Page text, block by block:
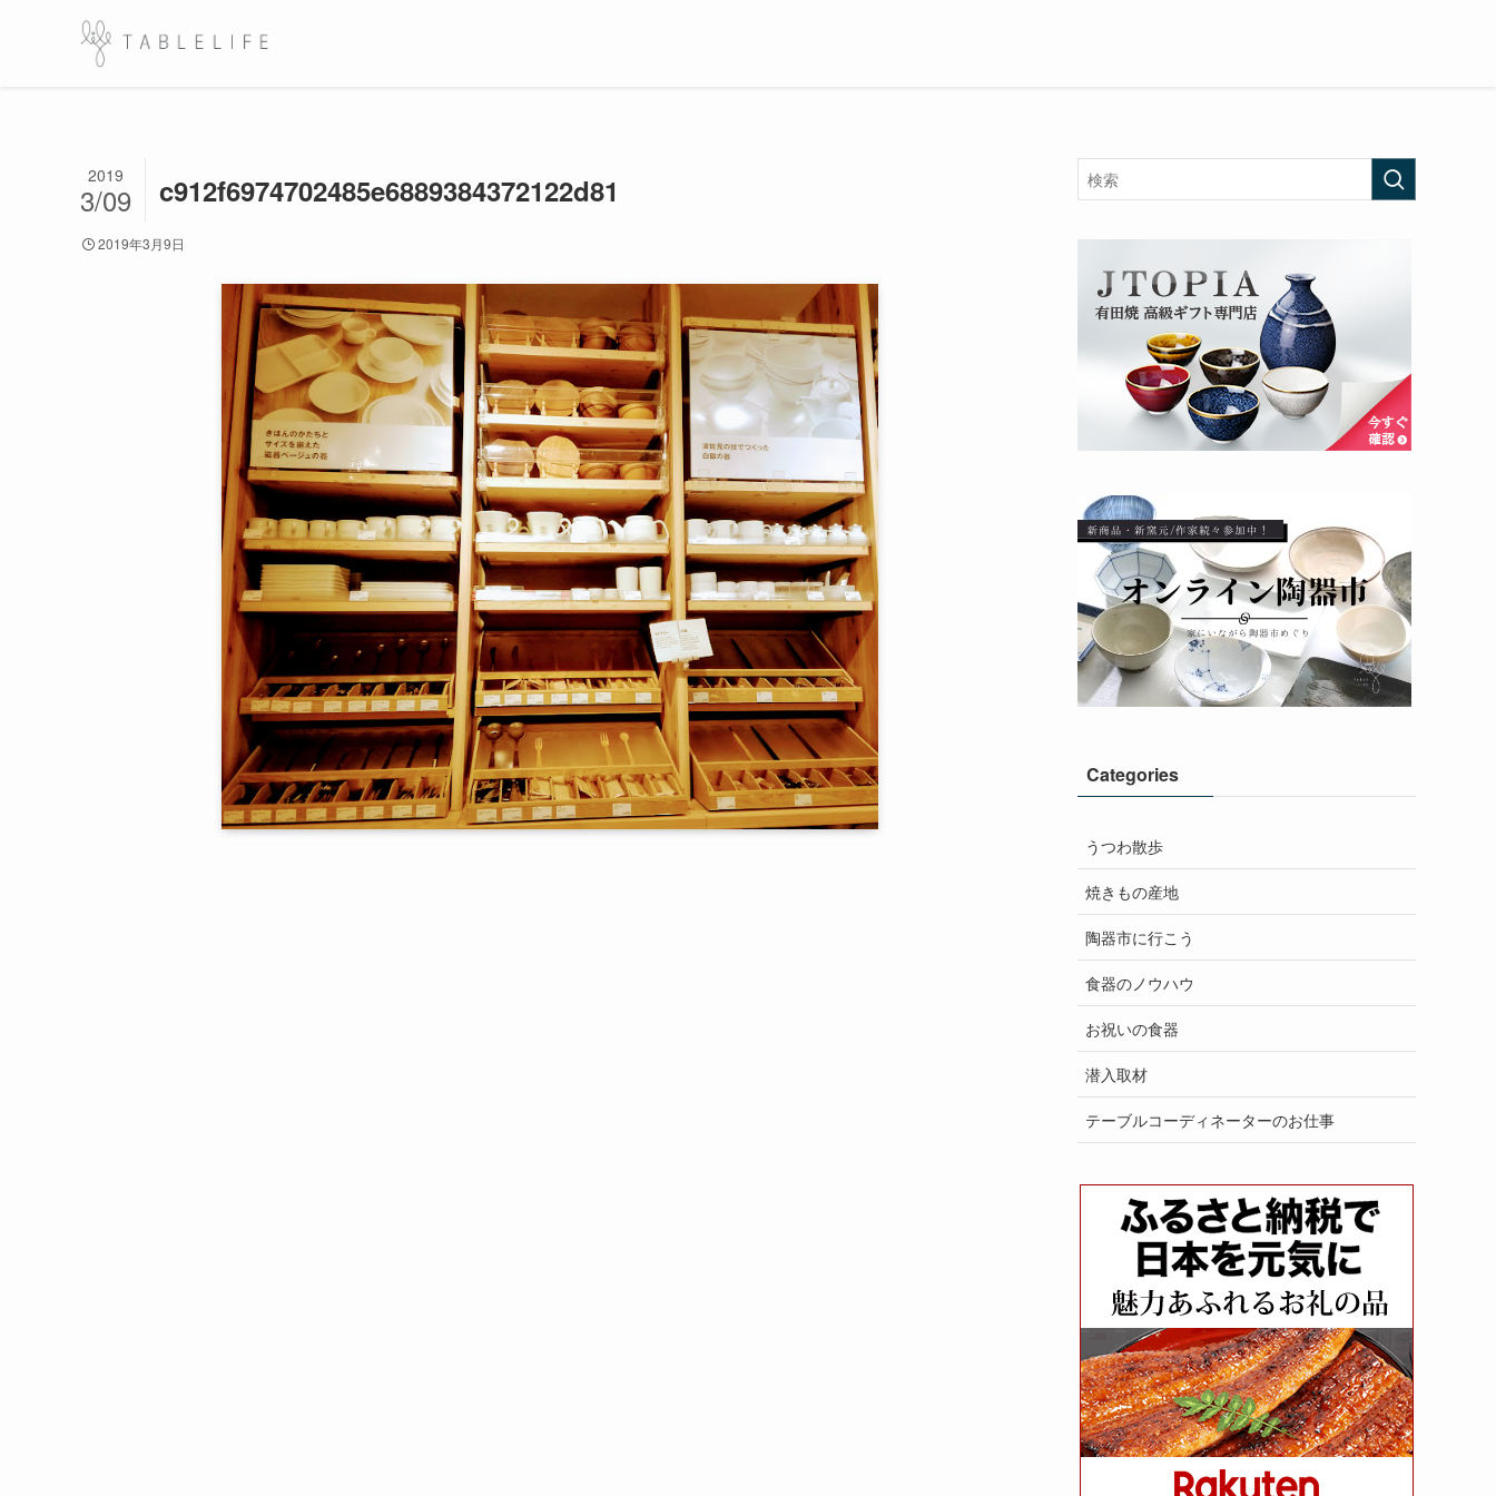
c912f6974702485e6889384372122d81
2019
3/09
2019年3月9日
Categories
うつわ散歩
焼きもの産地
陶器市に行こう
食器のノウハウ
お祝いの食器
潜入取材
テーブルコーディネーターのお仕事